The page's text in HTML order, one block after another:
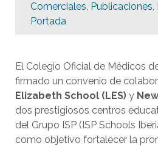
Comerciales, Publicaciones,
Portada
El Colegio Oficial de Médicos
firmado un convenio de
Elizabeth School (LES) y
dos prestigiosos centros
del Grupo ISP (ISP Schools
como objetivo fortalecer la